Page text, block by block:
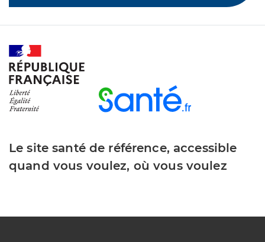
Le site santé de référence, accessible
quand vous voulez, où vous voulez